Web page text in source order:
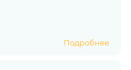
Подробнее